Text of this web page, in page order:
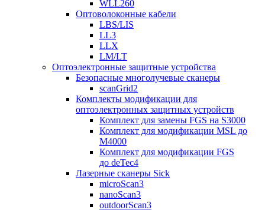
WLL260
Оптоволоконные кабели
LBS/LIS
LL3
LLX
LM/LT
Оптоэлектронные защитные устройства
Безопасные многолучевые сканеры
scanGrid2
Комплекты модификации для
оптоэлектронных защитных устройств
Комплект для замены FGS на S3000
Комплект для модификации MSL до
M4000
Комплект для модификации FGS
до deTec4
Лазерные сканеры Sick
microScan3
nanoScan3
outdoorScan3